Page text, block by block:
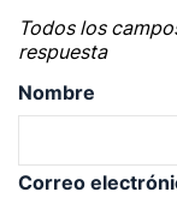
Todos los
respuesta
Nombre
Correo